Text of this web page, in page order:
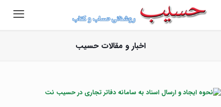
اخبار و مقالات حسیب